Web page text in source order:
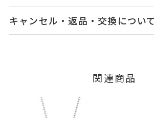
素材
Pt950
/Pt900/
石
ブラックダイヤモ
縦：約7.9mm 横
さ：約3.9mm
※ポスト部分 プラ
せ。
ご注文およびご入金確認後、以
■お届け目安が「3営業日以内に発
例：金曜日17時までのご注文→翌
キャンセル・返品・交換について
ージの購入履歴一覧よりご注文
ご注文状況が「注文済み」の場
関連商品